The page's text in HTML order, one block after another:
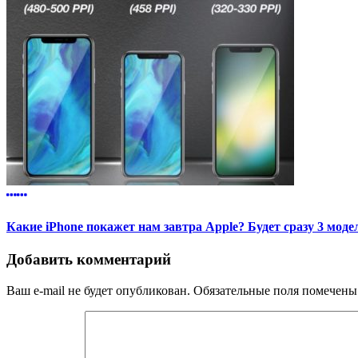
Какие iPhone покажет нам завтра Apple? Будет сразу 3
Добавить комментарий
Ваш e-mail не будет опубликован. Обязательные поля помечены